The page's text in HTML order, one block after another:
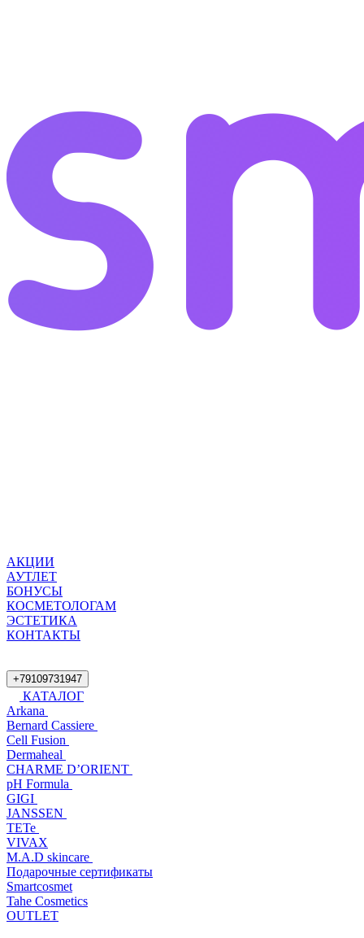
АКЦИИ
АУТЛЕТ
БОНУСЫ
КОСМЕТОЛОГАМ
ЭСТЕТИКА
КОНТАКТЫ
+79109731947
КАТАЛОГ
Arkana
Bernard Cassiere
Cell Fusion
Dermaheal
CHARME D’ORIENT
pH Formula
GIGI
JANSSEN
TETe
VIVAX
M.A.D skincare
Подарочные сертификаты
Smartcosmet
Tahe Cosmetics
OUTLET